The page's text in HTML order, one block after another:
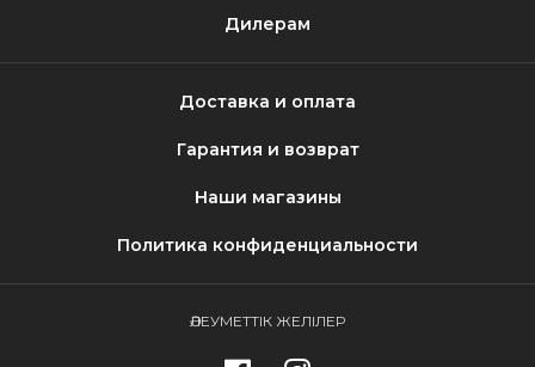
Дилерам
Доставка и оплата
Гарантия и возврат
Наши магазины
Политика конфиденциальности
ӘЛЕУМЕТТІК ЖЕЛІЛЕР